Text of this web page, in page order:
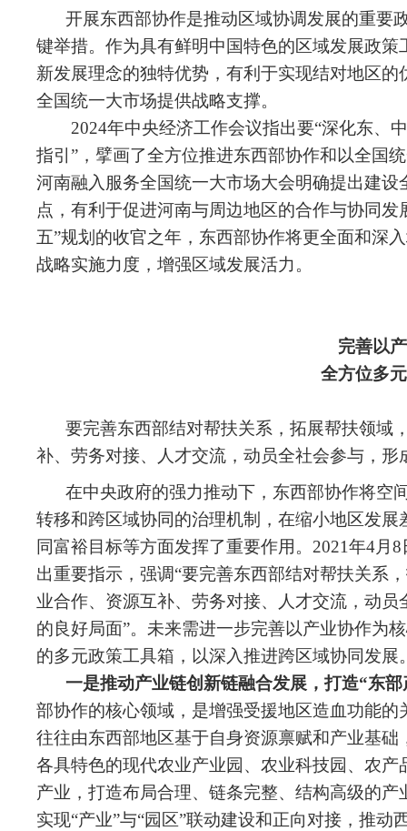
开展东西部协作是推动区域协调发展的重要
键举措。作为具有鲜明中国特色的区域发展政
新发展理念的独特优势，有利于实现结对地区
全国统一大市场提供战略支撑。
2024年中央经济工作会议指出要“深化东、中
指引”，擘画了全方位推进东西部协作和以全国
河南融入服务全国统一大市场大会明确提出建
点，有利于促进河南与周边地区的合作与协同
五”规划的收官之年，东西部协作将更全面和深
战略实施力度，增强区域发展活力。
完善以
全方位多
要完善东西部结对帮扶关系，拓展帮扶领域
补、劳务对接、人才交流，动员全社会参与，
在中央政府的强力推动下，东西部协作将空
转移和跨区域协同的治理机制，在缩小地区发
同富裕目标等方面发挥了重要作用。2021年4
出重要指示，强调“要完善东西部结对帮扶关系
业合作、资源互补、劳务对接、人才交流，动
的良好局面”。未来需进一步完善以产业协作为
的多元政策工具箱，以深入推进跨区域协同发展
一是推动产业链创新链融合发展，打造“东
部协作的核心领域，是增强受援地区造血功能
往往由东西部地区基于自身资源禀赋和产业基础
各具特色的现代农业产业园、农业科技园、农
产业，打造布局合理、链条完整、结构高级的
实现“产业”与“园区”联动建设和正向对接，推